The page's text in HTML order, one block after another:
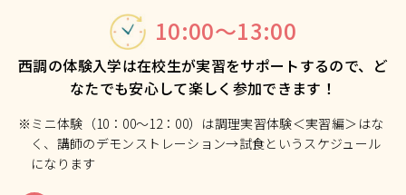
10:00～13:00
西調の体験入学は在校生が実習をサポートするので、ど
なたでも安心して楽しく参加できます！
※ミニ体験（10：00～12：00）は調理実習体験＜実習編＞はな
く、講師のデモンストレーション→試食というスケジュール
になります